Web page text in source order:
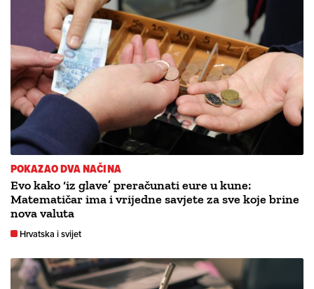
POKAZAO DVA NAČINA
Evo kako ‘iz glave’ preračunati eure u kune:
Matematičar ima i vrijedne savjete za sve koje brine
nova valuta
Hrvatska i svijet